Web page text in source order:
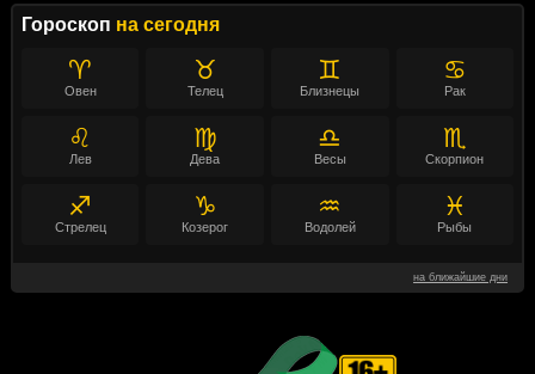
Гороскоп на сегодня
♈
Овен
♉
Телец
♊
Близнецы
♋
Рак
♌
Лев
♍
Дева
♎
Весы
♏
Скорпион
♐
Стрелец
♑
Козерог
♒
Водолей
♓
Рыбы
на ближайшие дни